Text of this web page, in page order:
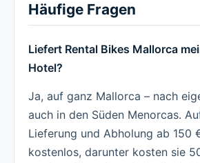
Häufige Fragen
Liefert Rental Bikes Mallorca
Hotel?
Ja, auf ganz Mallorca – nach
auch in den Süden Menorcas.
Lieferung und Abholung ab 150
kostenlos, darunter kosten sie